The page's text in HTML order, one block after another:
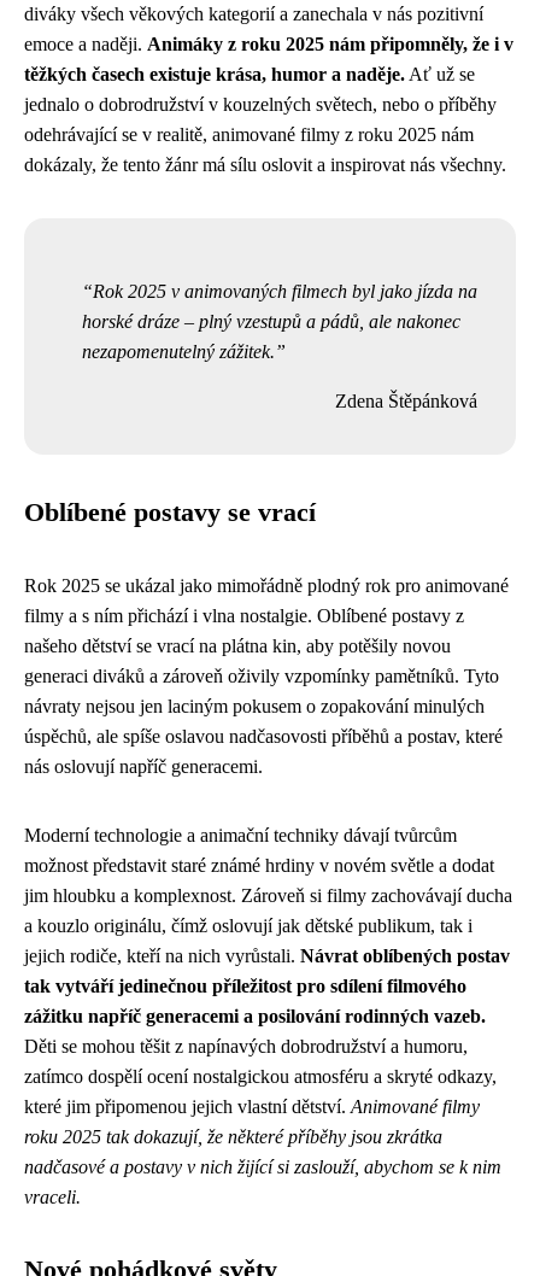
diváky všech věkových kategorií a zanechala v nás pozitivní
emoce a naději. Animáky z roku 2025 nám připomněly, že i v
těžkých časech existuje krása, humor a naděje. Ať už se
jednalo o dobrodružství v kouzelných světech, nebo o příběhy
odehrávající se v realitě, animované filmy z roku 2025 nám
dokázaly, že tento žánr má sílu oslovit a inspirovat nás všechny.
Rok 2025 v animovaných filmech byl jako jízda na
horské dráze – plný vzestupů a pádů, ale nakonec
nezapomenutelný zážitek.
Zdena Štěpánková
Oblíbené postavy se vrací
Rok 2025 se ukázal jako mimořádně plodný rok pro animované
filmy a s ním přichází i vlna nostalgie. Oblíbené postavy z
našeho dětství se vrací na plátna kin, aby potěšily novou
generaci diváků a zároveň oživily vzpomínky pamětníků. Tyto
návraty nejsou jen laciným pokusem o zopakování minulých
úspěchů, ale spíše oslavou nadčasovosti příběhů a postav, které
nás oslovují napříč generacemi.
Moderní technologie a animační techniky dávají tvůrcům
možnost představit staré známé hrdiny v novém světle a dodat
jim hloubku a komplexnost. Zároveň si filmy zachovávají ducha
a kouzlo originálu, čímž oslovují jak dětské publikum, tak i
jejich rodiče, kteří na nich vyrůstali. Návrat oblíbených postav
tak vytváří jedinečnou příležitost pro sdílení filmového
zážitku napříč generacemi a posilování rodinných vazeb.
Děti se mohou těšit z napínavých dobrodružství a humoru,
zatímco dospělí ocení nostalgickou atmosféru a skryté odkazy,
které jim připomenou jejich vlastní dětství. Animované filmy
roku 2025 tak dokazují, že některé příběhy jsou zkrátka
nadčasové a postavy v nich žijící si zaslouží, abychom se k nim
vraceli.
Nové pohádkové světy